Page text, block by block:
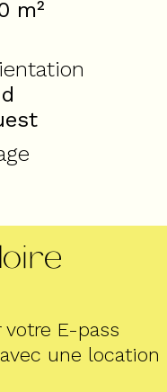
m²
E-pass
une location